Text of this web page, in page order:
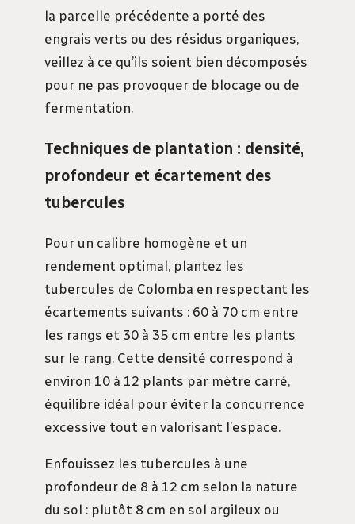
la parcelle précédente a porté des
engrais verts ou des résidus organiques,
veillez à ce qu’ils soient bien décomposés
pour ne pas provoquer de blocage ou de
fermentation.
Techniques de plantation : densité,
profondeur et écartement des
tubercules
Pour un calibre homogène et un
rendement optimal, plantez les
tubercules de Colomba en respectant les
écartements suivants : 60 à 70 cm entre
les rangs et 30 à 35 cm entre les plants
sur le rang. Cette densité correspond à
environ 10 à 12 plants par mètre carré,
équilibre idéal pour éviter la concurrence
excessive tout en valorisant l’espace.
Enfouissez les tubercules à une
profondeur de 8 à 12 cm selon la nature
du sol : plutôt 8 cm en sol argileux ou